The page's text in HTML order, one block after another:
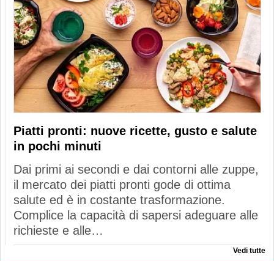
Piatti pronti: nuove ricette, gusto e salute
in pochi minuti
Dai primi ai secondi e dai contorni alle zuppe,
il mercato dei piatti pronti gode di ottima
salute ed è in costante trasformazione.
Complice la capacità di sapersi adeguare alle
richieste e alle…
Vedi tutte